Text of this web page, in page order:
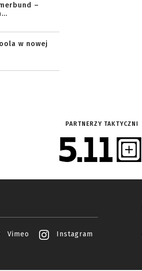
–
w nowej
PARTNERZY TAKTYCZNI
Vimeo Instagram